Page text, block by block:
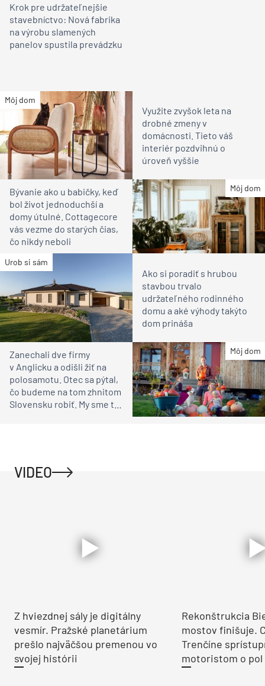
Krok pre udržateľnejšie
stavebníctvo: Nová fabrika
na výrobu slamených
panelov spustila prevádzku
Môj dom
Využite zvyšok leta na
drobné zmeny v
domácnosti. Tieto váš
interiér pozdvihnú o
úroveň vyššie
Môj dom
Bývanie ako u babičky, keď
bol život jednoduchší a
domy útulné. Cottagecore
vás vezme do starých čias,
čo nikdy neboli
Urob si sám
Ako si poradiť s hrubou
stavbou trvalo
udržateľného rodinného
domu a aké výhody takýto
dom prináša
Môj dom
Zanechali dve firmy
v Anglicku a odišli žiť na
polosamotu. Otec sa pýtal,
čo budeme na tom zhnitom
Slovensku robiť. My sme to
VIDEO
Z hviezdnej sály je digitálny
vesmír. Pražské planetárium
prešlo najväčšou premenou vo
svojej histórii
Rekonštrukcia
mostov finišuje.
Trenčíne
motoristom o pol